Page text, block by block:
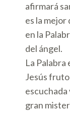
afirmará
es la mejor
en la
del ángel.
La Palabra
Jesús
escuchada
gran